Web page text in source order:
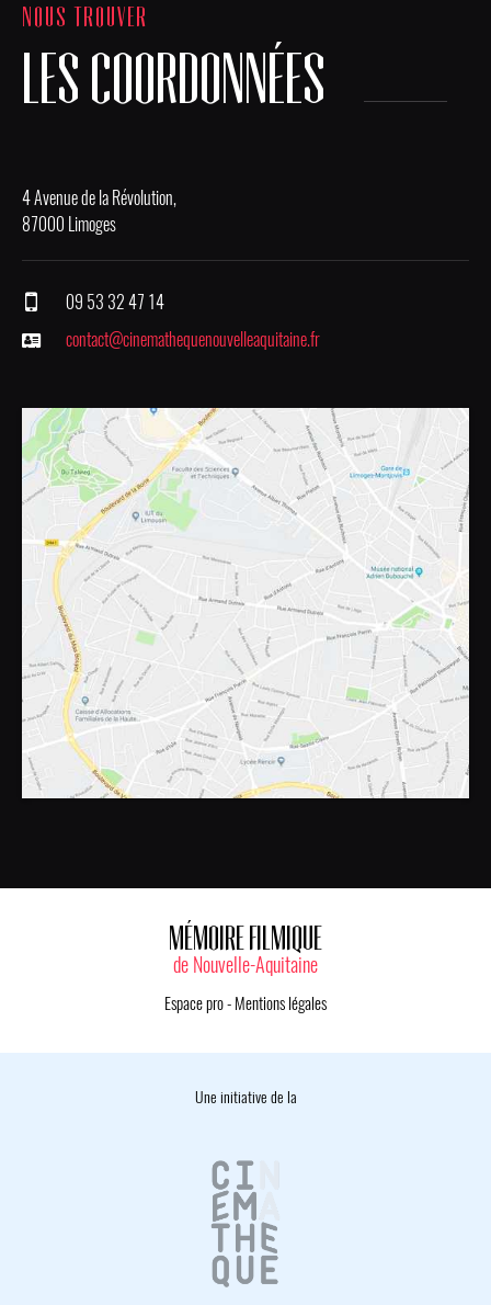
NOUS TROUVER
LES COORDONNÉES
4 Avenue de la Révolution,
87000 Limoges
09 53 32 47 14
contact@cinemathequenouvelleaquitaine.fr
MÉMOIRE FILMIQUE
de Nouvelle-Aquitaine
Espace pro- Mentions légales
Une initiative de la